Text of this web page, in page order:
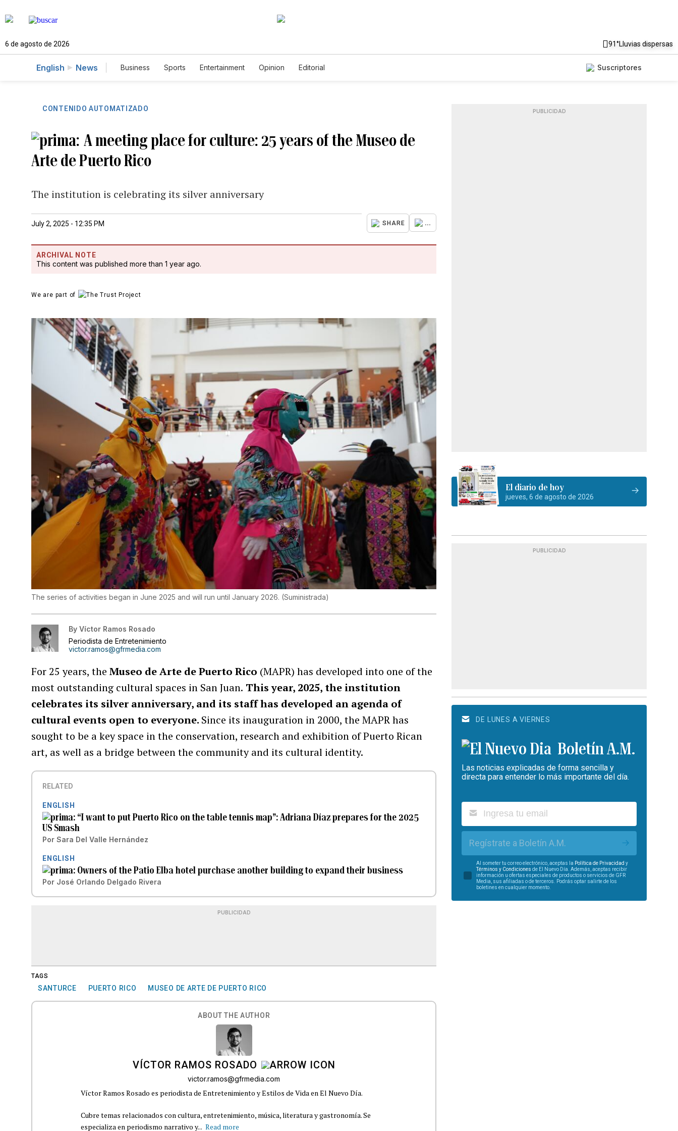
6 de agosto de 2026 91°Lluvias dispersas
English News Business Sports Entertainment Opinion Editorial Suscriptores
CONTENIDO AUTOMATIZADO
A meeting place for culture: 25 years of the Museo de
Arte de Puerto Rico
The institution is celebrating its silver anniversary
July 2, 2025 - 12:35 PM SHARE ...
ARCHIVAL NOTE
This content was published more than 1 year ago.
We are part of
The series of activities began in June 2025 and will run until January 2026. (Suministrada)
By Víctor Ramos Rosado
Periodista de Entretenimiento
victor.ramos@gfrmedia.com
For 25 years, the Museo de Arte de Puerto Rico (MAPR) has developed into one of the
most outstanding cultural spaces in San Juan. This year, 2025, the institution
celebrates its silver anniversary, and its staff has developed an agenda of
cultural events open to everyone. Since its inauguration in 2000, the MAPR has
sought to be a key space in the conservation, research and exhibition of Puerto Rican
art, as well as a bridge between the community and its cultural identity.
RELATED
ENGLISH
“I want to put Puerto Rico on the table tennis map”: Adriana Díaz prepares for the 2025
US Smash
Por Sara Del Valle Hernández
ENGLISH
Owners of the Patio Elba hotel purchase another building to expand their business
Por José Orlando Delgado Rivera
PUBLICIDAD
TAGS
SANTURCE PUERTO RICO MUSEO DE ARTE DE PUERTO RICO
ABOUT THE AUTHOR
VÍCTOR RAMOS ROSADO
victor.ramos@gfrmedia.com
Víctor Ramos Rosado es periodista de Entretenimiento y Estilos de Vida en El Nuevo Día.
Cubre temas relacionados con cultura, entretenimiento, música, literatura y gastronomía. Se
especializa en periodismo narrativo y... Read more
PUBLICIDAD
El diario de hoy
jueves, 6 de agosto de 2026
PUBLICIDAD
DE LUNES A VIERNES
Boletín A.M.
Las noticias explicadas de forma sencilla y
directa para entender lo más importante del día.
Regístrate a Boletín A.M.
Al someter tu correo electrónico, aceptas la Política de Privacidad y
Términos y Condiciones de El Nuevo Día. Además, aceptas recibir
información u ofertas especiales de productos o servicios de GFR
Media, sus afiliadas o de terceros. Podrás optar salirte de los
boletines en cualquier momento.